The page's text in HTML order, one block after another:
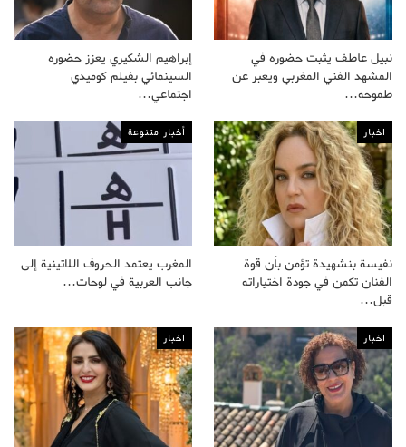
نبيل عاطف يثبت حضوره في
المشهد الفني المغربي ويعبر عن
طموحه…
إبراهيم الشكيري يعزز حضوره
السينمائي بفيلم كوميدي
اجتماعي…
اخبار
نفيسة بنشهيدة تؤمن بأن قوة
الفنان تكمن في جودة اختياراته
قبل…
أخبار متنوعة
المغرب يعتمد الحروف اللاتينية إلى
جانب العربية في لوحات…
اخبار اخبار